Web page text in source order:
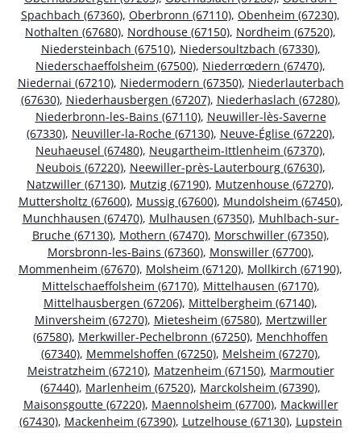
Spachbach (67360), Oberbronn (67110), Obenheim (67230),
Nothalten (67680), Nordhouse (67150), Nordheim (67520),
Niedersteinbach (67510), Niedersoultzbach (67330),
Niederschaeffolsheim (67500), Niederrœdern (67470),
Niedernai (67210), Niedermodern (67350), Niederlauterbach
(67630), Niederhausbergen (67207), Niederhaslach (67280),
Niederbronn-les-Bains (67110), Neuwiller-lès-Saverne
(67330), Neuviller-la-Roche (67130), Neuve-Église (67220),
Neuhaeusel (67480), Neugartheim-Ittlenheim (67370),
Neubois (67220), Neewiller-près-Lauterbourg (67630),
Natzwiller (67130), Mutzig (67190), Mutzenhouse (67270),
Muttersholtz (67600), Mussig (67600), Mundolsheim (67450),
Munchhausen (67470), Mulhausen (67350), Muhlbach-sur-
Bruche (67130), Mothern (67470), Morschwiller (67350),
Morsbronn-les-Bains (67360), Monswiller (67700),
Mommenheim (67670), Molsheim (67120), Mollkirch (67190),
Mittelschaeffolsheim (67170), Mittelhausen (67170),
Mittelhausbergen (67206), Mittelbergheim (67140),
Minversheim (67270), Mietesheim (67580), Mertzwiller
(67580), Merkwiller-Pechelbronn (67250), Menchhoffen
(67340), Memmelshoffen (67250), Melsheim (67270),
Meistratzheim (67210), Matzenheim (67150), Marmoutier
(67440), Marlenheim (67520), Marckolsheim (67390),
Maisonsgoutte (67220), Maennolsheim (67700), Mackwiller
(67430), Mackenheim (67390), Lutzelhouse (67130), Lupstein